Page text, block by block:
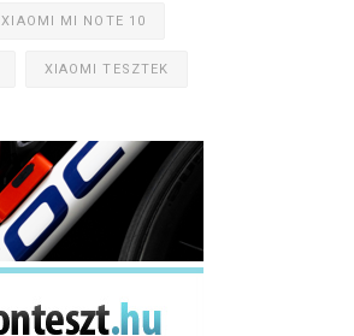
XIAOMI MI NOTE 10
XIAOMI TESZTEK